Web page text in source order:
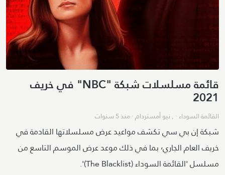
قائمة مسلسلات شبكة "NBC" في خريف
2021
القائمة السوداء· , نيو أمستردام·منذ 5 سنوات
شبكة إن بي سي تكشف مواعيد عرض مسلسلاتها القادمة في
خريف العام الجاري٬ بما في ذلك موعد عرض الموسم التاسع من
مسلسل 'القائمة السوداء (The Blacklist)'.